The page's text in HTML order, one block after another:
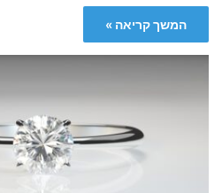
המשך קריאה »